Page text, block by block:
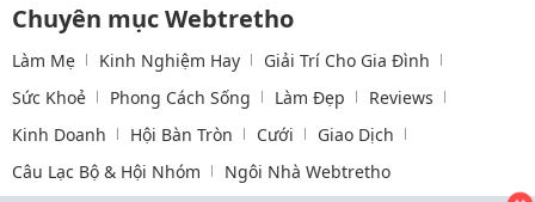
Chuyên mục Webtretho
Làm Mẹ Kinh Nghiệm Hay
Giải Trí Cho Gia Đình
Sức Khoẻ
Phong Cách Sống Làm Đẹp
Reviews
Kinh Doanh
Hội Bàn Tròn Cưới
Giao Dịch
Câu Lạc Bộ & Hội Nhóm
Ngôi Nhà Webtretho